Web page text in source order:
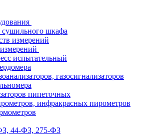
сушильного шкафа
измерений
испытательный
газосигнализаторов
пипеточных
инфракрасных пирометров
44-ФЗ, 275-ФЗ